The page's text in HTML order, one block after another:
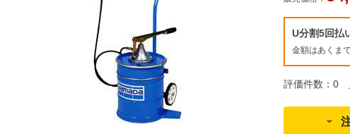
U分割5回払
金額はあくま
評価件数：0